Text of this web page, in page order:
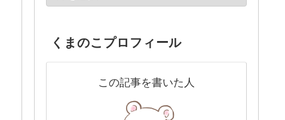
くまのこプロフィール
この記事を書いた人